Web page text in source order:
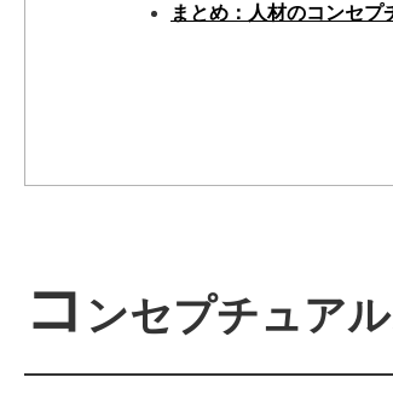
まとめ：人材のコンセプ
コ ンセプチュア